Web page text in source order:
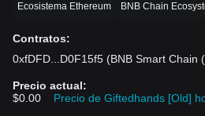
Ecosistema Ethereum BNB Chain
Contratos:
0xfDFD
D0F15f5 (BNB Smart Chain
Precio actual:
$0.00
Precio de Giftedhands [Old]